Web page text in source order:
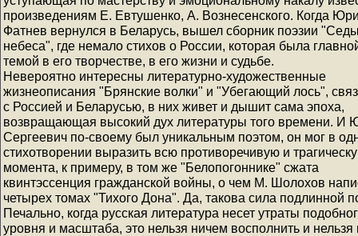
произведениям Е. Евтушенко, А. Вознесенского. Когда
Фатнев вернулся в Беларусь, вышел сборник поэзии
небеса", где немало стихов о России, которая была
темой в его творчестве, в его жизни и судьбе.
Невероятно интересны литературно-художественные
жизнеописания "Брянские волки" и "Убегающий лось",
с Россией и Беларусью, в них живет и дышит сама эпоха,
возвращающая высокий дух литературы того времени. И
Сергеевич по-своему был уникальным поэтом, он мог в
стихотворении выразить всю противоречивую и
момента, к примеру, в том же "Белопогоннике" сжата
квинтэссенция гражданской войны, о чем М. Шолохов
четырех томах "Тихого Дона". Да, такова сила подлинной
Печально, когда русская литература несет утраты
уровня и масштаба, это нельзя ничем восполнить и нельзя